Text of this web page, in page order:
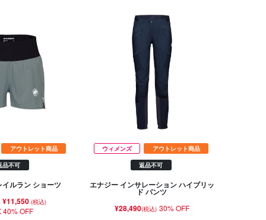
アウトレット商品
品不可
イルラン ショーツ
¥11,550(税込)
40% OFF
ウィメンズ アウトレット商品
返品不可
エナジー インサレーション ハイブリッ
ド パンツ
¥28,490(税込) 30% OFF